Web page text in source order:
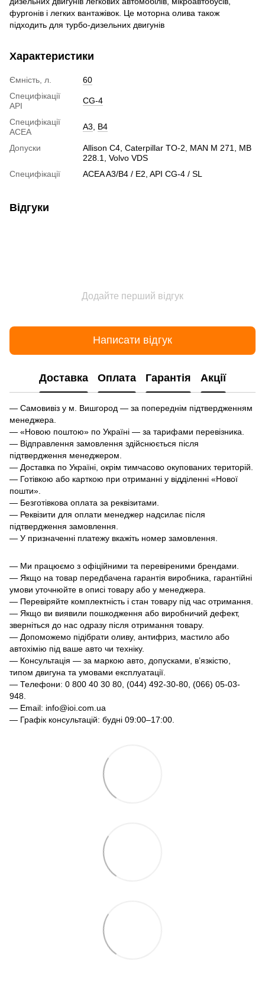
фургонів і легких вантажівок. Це моторна олива також
підходить для турбо-дизельних двигунів
Характеристики
Ємність, л.
60
Специфікації
API
CG-4
Специфікації
ACEA
A3 B4
Допуски
Allison C4, Caterpillar TO-2, MAN M 271, MB
228.1, Volvo VDS
Специфікації
ACEA A3/B4 / E2, API CG-4 / SL
Відгуки
Додайте перший відгук
Написати відгук
Доставка Оплата Гарантія Акції
— Самовивіз у м. Вишгород — за попереднім підтвердженням
менеджера.
— «Новою поштою» по Україні — за тарифами перевізника.
— Відправлення замовлення здійснюється після
підтвердження менеджером.
— Доставка по Україні, окрім тимчасово окупованих територій.
— Готівкою або карткою при отриманні у відділенні «Нової
пошти».
— Безготівкова оплата за реквізитами.
— Реквізити для оплати менеджер надсилає після
підтвердження замовлення.
— У призначенні платежу вкажіть номер замовлення.
— Ми працюємо з офіційними та перевіреними брендами.
— Якщо на товар передбачена гарантія виробника, гарантійні
умови уточнюйте в описі товару або у менеджера.
— Перевіряйте комплектність і стан товару під час отримання.
— Якщо ви виявили пошкодження або виробничий дефект,
зверніться до нас одразу після отримання товару.
— Допоможемо підібрати оливу, антифриз, мастило або
автохімію під ваше авто чи техніку.
— Консультація — за маркою авто, допусками, в’язкістю,
типом двигуна та умовами експлуатації.
— Телефони: 0 800 40 30 80, (044) 492-30-80, (066) 05-03-
948.
— Email: info@ioi.com.ua
— Графік консультацій: будні 09:00–17:00.